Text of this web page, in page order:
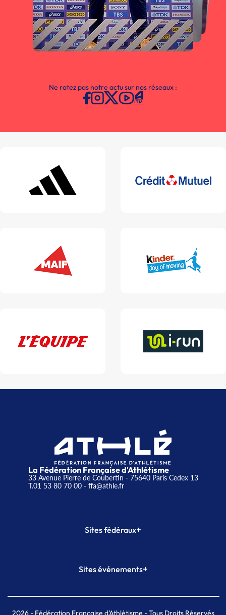
Ne ratez pas notre actu sur nos réseaux :
La Fédération Française d'Athlétisme
33 Avenue Pierre de Coubertin - 75640 Paris Cedex 13
T.01 53 80 70 00- ffa@athle.fr
Sites fédéraux+
Plateforme Formation
Sites événements+
Meeting de Paris indoor
MAIF Ekiden de Paris
2026- Fédération Française d'Athlétisme - Tous Droits Réservés